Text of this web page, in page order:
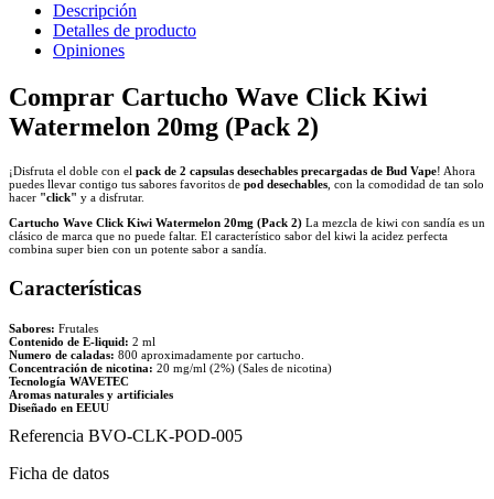
Descripción
Detalles de producto
Opiniones
Comprar Cartucho Wave Click Kiwi
Watermelon 20mg (Pack 2)
¡Disfruta el doble con el pack de 2 capsulas desechables precargadas de Bud Vape! Ahora
puedes llevar contigo tus sabores favoritos de pod desechables , con la comodidad de tan solo
hacer "click" y a disfrutar.
Cartucho Wave Click Kiwi Watermelon 20mg (Pack 2) La mezcla de kiwi con sandía es un
clásico de marca que no puede faltar. El característico sabor del kiwi la acidez perfecta
combina super bien con un potente sabor a sandía.
Características
Sabores: Frutales
Contenido de E-liquid: 2 ml
Numero de caladas: 800 aproximadamente por cartucho.
Concentración de nicotina: 20 mg/ml (2%) (Sales de nicotina)
Tecnología WAVETEC
Aromas naturales y artificiales
Diseñado en EEUU
Referencia BVO-CLK-POD-005
Ficha de datos